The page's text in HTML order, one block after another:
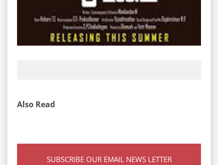
Also Read
SUBSCRIBE OUR EMAIL NEWS LETTER